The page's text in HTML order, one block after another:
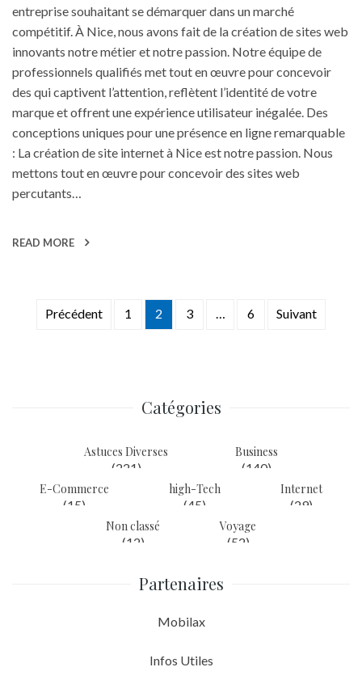
entreprise souhaitant se démarquer dans un marché
compétitif. À Nice, nous avons fait de la création de sites web
innovants notre métier et notre passion. Notre équipe de
professionnels qualifiés met tout en œuvre pour concevoir
des qui captivent l’attention, reflètent l’identité de votre
marque et offrent une expérience utilisateur inégalée. Des
conceptions uniques pour une présence en ligne remarquable
: La création de site internet à Nice est notre passion. Nous
mettons tout en œuvre pour concevoir des sites web
percutants…
READ MORE
Précédent 1 2 3 … 6 Suivant
Catégories
Astuces Diverses
(221)
Business
(140)
E-Commerce
(15)
high-Tech
(45)
Internet
(29)
Non classé
(12)
Voyage
(52)
Partenaires
Mobilax
Infos Utiles